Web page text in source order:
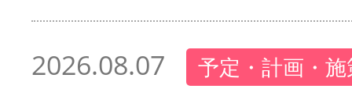
2026.08.07 予定・計画・